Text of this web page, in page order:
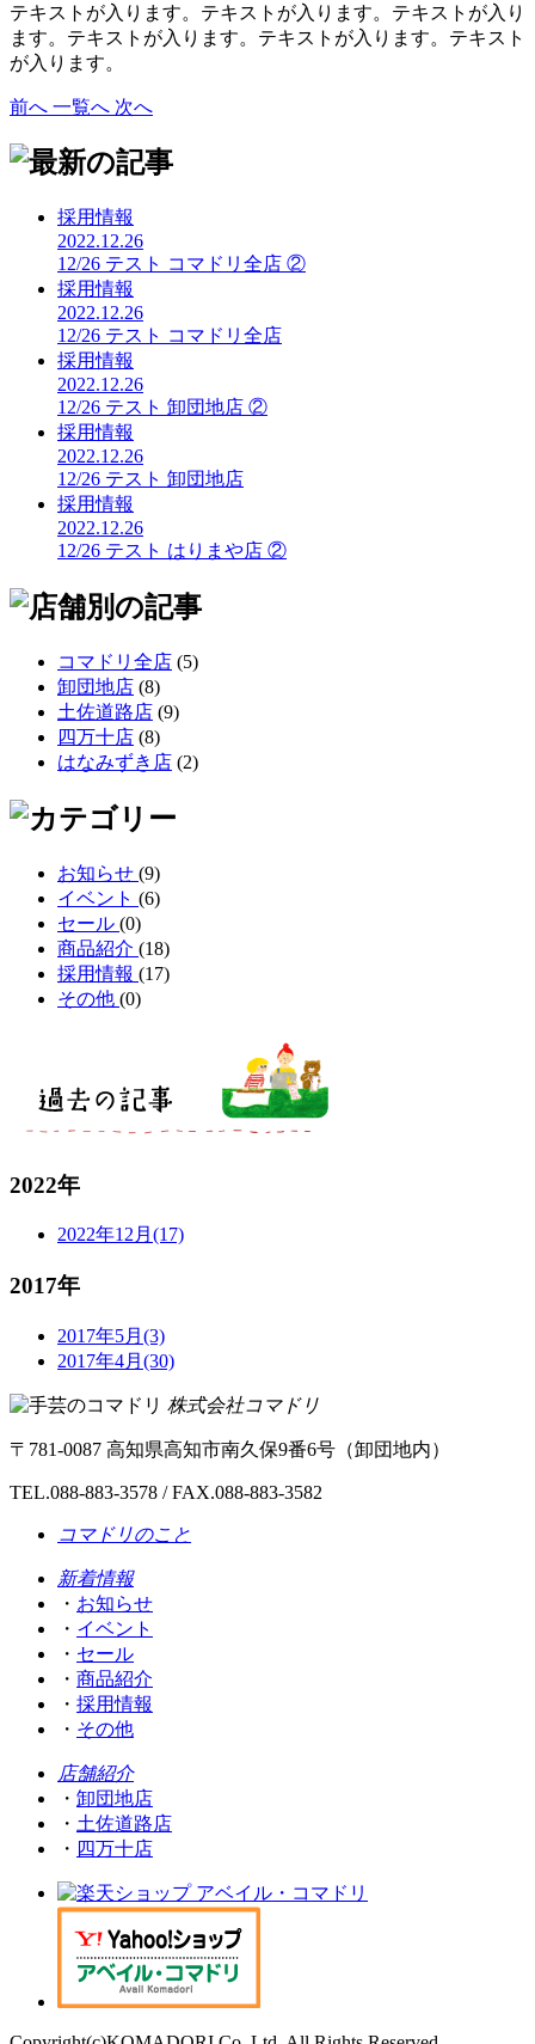
テキストが入ります。テキストが入ります。テキストが入り
ます。テキストが入ります。テキストが入ります。テキスト
が入ります。
前へ 一覧へ 次へ
採用情報
2022.12.26
12/26 テスト コマドリ全店 ②
採用情報
2022.12.26
12/26 テスト コマドリ全店
採用情報
2022.12.26
12/26 テスト 卸団地店 ②
採用情報
2022.12.26
12/26 テスト 卸団地店
採用情報
2022.12.26
12/26 テスト はりまや店 ②
コマドリ全店 (5)
卸団地店 (8)
土佐道路店 (9)
四万十店 (8)
はなみずき店 (2)
お知らせ (9)
イベント (6)
セール (0)
商品紹介 (18)
採用情報 (17)
その他 (0)
2022年
2022年12月(17)
2017年
2017年5月(3)
2017年4月(30)
株式会社コマドリ
〒 781-0087 高知県高知市南久保9番6号（卸団地内）
TEL.088-883-3578 / FAX.088-883-3582
コマドリのこと
新着情報
・ お知らせ
・ イベント
・ セール
・ 商品紹介
・ 採用情報
・ その他
店舗紹介
・ 卸団地店
・ 土佐道路店
・ 四万十店